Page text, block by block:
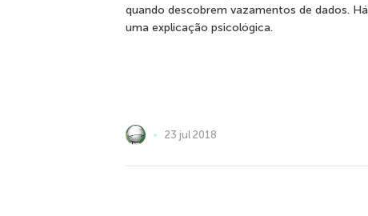
quando descobrem vazamentos de dados. Há
uma explicação psicológica.
23 jul 2018